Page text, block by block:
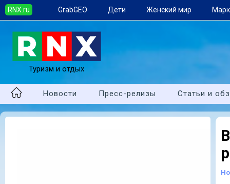
RNX.ru GrabGEO Дети Женский мир
Туризм и отдых
Новости Пресс-релизы Статьи и